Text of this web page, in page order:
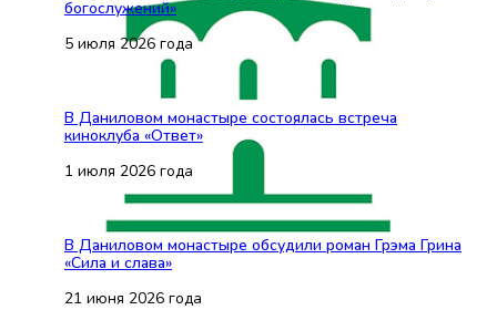
богослужений»
5 июля 2026 года
В Даниловом монастыре состоялась встреча
киноклуба «Ответ»
1 июля 2026 года
В Даниловом монастыре обсудили роман Грэма Грина
«Сила и слава»
21 июня 2026 года